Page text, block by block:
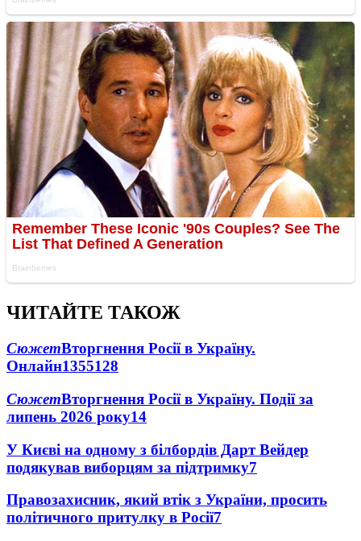
ЧИТАЙТЕ ТАКОЖ
СюжетВторгнення Росії в Україну.
Онлайн1355128
СюжетВторгнення Росії в Україну. Події за
липень 2026 року14
У Києві на одному з білбордів Дарт Вейдер
подякував виборцям за підтримку7
Правозахисник, який втік з України, просить
політичного притулку в Росії7